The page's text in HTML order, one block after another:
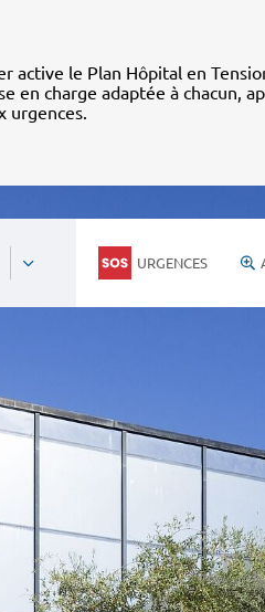
active le Plan Hôpital en
en charge adaptée à chacun,
urgences.
URGENCES